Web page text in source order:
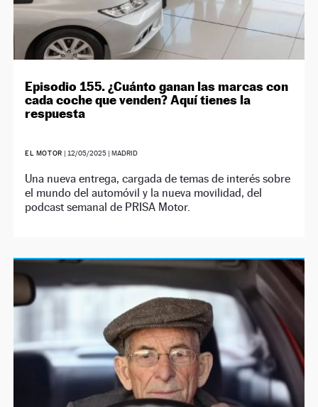
Episodio 155. ¿Cuánto ganan las marcas con
cada coche que venden? Aquí tienes la
respuesta
EL MOTOR | 12/05/2025| MADRID
Una nueva entrega, cargada de temas de interés sobre
el mundo del automóvil y la nueva movilidad, del
podcast semanal de PRISA Motor.